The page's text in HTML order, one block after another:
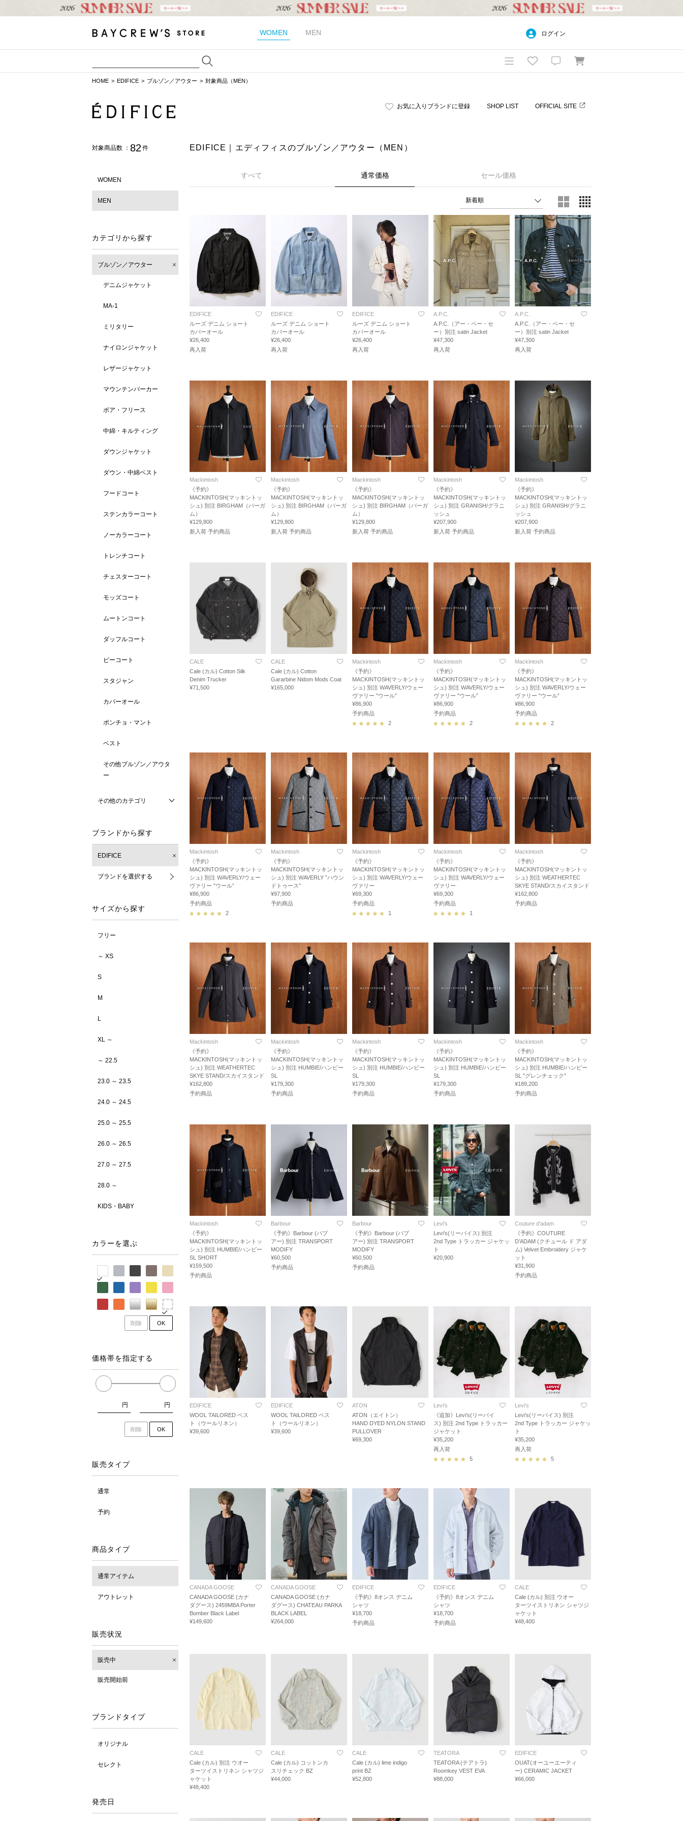
WOMEN MEN ログイン
HOME EDIFICE ブルゾン／アウター 対象商品（MEN）
お気に入りブランドに登録 SHOP LIST OFFICIAL SITE
対象商品数 ： 82 件
WOMEN
MEN
カテゴリから探す
ブルゾン／アウター
デニムジャケット
MA-1
ミリタリー
ナイロンジャケット
レザージャケット
マウンテンパーカー
ボア・フリース
中綿・キルティング
ダウンジャケット
ダウン・中綿ベスト
フードコート
ステンカラーコート
ノーカラーコート
トレンチコート
チェスターコート
モッズコート
ムートンコート
ダッフルコート
ピーコート
スタジャン
カバーオール
ポンチョ・マント
ベスト
その他ブルゾン／アウタ
ー
その他のカテゴリ
ブランドから探す
EDIFICE
ブランドを選択する
サイズから探す
フリー
～ XS
S
M
L
XL ～
～ 22.5
23.0 ～ 23.5
24.0 ～ 24.5
25.0 ～ 25.5
26.0 ～ 26.5
27.0 ～ 27.5
28.0 ～
KIDS・BABY
カラーを選ぶ
削除 OK
価格帯を指定する
円 円
削除 OK
販売タイプ
通常
予約
商品タイプ
通常アイテム
アウトレット
販売状況
販売中
販売開始前
ブランドタイプ
オリジナル
セレクト
発売日
EDIFICE｜エディフィスのブルゾン／アウター（MEN）
すべて 通常価格 セール価格
EDIFICE
ルーズ デニム ショート
カバーオール
¥26,400
再入荷
EDIFICE
ルーズ デニム ショート
カバーオール
¥26,400
再入荷
EDIFICE
ルーズ デニム ショート
カバーオール
¥26,400
再入荷
A.P.C.
A.P.C.（アー・ペー・セ
ー）別注 satin Jacket
¥47,300
再入荷
A.P.C.
A.P.C.（アー・ペー・セ
ー）別注 satin Jacket
¥47,300
再入荷
Mackintosh
《予約》
MACKINTOSH(マッキントッ
シュ) 別注 BIRGHAM（バーガ
ム）
¥129,800
新入荷 予約商品
Mackintosh
《予約》
MACKINTOSH(マッキントッ
シュ) 別注 BIRGHAM（バーガ
ム）
¥129,800
新入荷 予約商品
Mackintosh
《予約》
MACKINTOSH(マッキントッ
シュ) 別注 BIRGHAM（バーガ
ム）
¥129,800
新入荷 予約商品
Mackintosh
《予約》
MACKINTOSH(マッキントッ
シュ) 別注 GRANISH/グラニ
ッシュ
¥207,900
新入荷 予約商品
Mackintosh
《予約》
MACKINTOSH(マッキントッ
シュ) 別注 GRANISH/グラニ
ッシュ
¥207,900
新入荷 予約商品
CALE
Cale (カル) Cotton Silk
Denim Trucker
¥71,500
CALE
Cale (カル) Cotton
Gararbine Nidom Mods Coat
¥165,000
Mackintosh
《予約》
MACKINTOSH(マッキントッ
シュ) 別注 WAVERLY/ウェー
ヴァリー "ウール”
¥86,900
予約商品
2
Mackintosh
《予約》
MACKINTOSH(マッキントッ
シュ) 別注 WAVERLY/ウェー
ヴァリー "ウール”
¥86,900
予約商品
2
Mackintosh
《予約》
MACKINTOSH(マッキントッ
シュ) 別注 WAVERLY/ウェー
ヴァリー "ウール”
¥86,900
予約商品
2
Mackintosh
《予約》
MACKINTOSH(マッキントッ
シュ) 別注 WAVERLY/ウェー
ヴァリー "ウール”
¥86,900
予約商品
2
Mackintosh
《予約》
MACKINTOSH(マッキントッ
シュ) 別注 WAVERLY ”ハウン
ドトゥース”
¥97,900
予約商品
Mackintosh
《予約》
MACKINTOSH(マッキントッ
シュ) 別注 WAVERLY/ウェー
ヴァリー
¥69,300
予約商品
1
Mackintosh
《予約》
MACKINTOSH(マッキントッ
シュ) 別注 WAVERLY/ウェー
ヴァリー
¥69,300
予約商品
1
Mackintosh
《予約》
MACKINTOSH(マッキントッ
シュ) 別注 WEATHERTEC
SKYE STAND/スカイスタンド
¥162,800
予約商品
Mackintosh
《予約》
MACKINTOSH(マッキントッ
シュ) 別注 WEATHERTEC
SKYE STAND/スカイスタンド
¥162,800
予約商品
Mackintosh
《予約》
MACKINTOSH(マッキントッ
シュ) 別注 HUMBIE/ハンビー
SL
¥179,300
予約商品
Mackintosh
《予約》
MACKINTOSH(マッキントッ
シュ) 別注 HUMBIE/ハンビー
SL
¥179,300
予約商品
Mackintosh
《予約》
MACKINTOSH(マッキントッ
シュ) 別注 HUMBIE/ハンビー
SL
¥179,300
予約商品
Mackintosh
《予約》
MACKINTOSH(マッキントッ
シュ) 別注 HUMBIE/ハンビー
SL "グレンチェック"
¥189,200
予約商品
Mackintosh
《予約》
MACKINTOSH(マッキントッ
シュ) 別注 HUMBIE/ハンビー
SL SHORT
¥159,500
予約商品
Barbour
《予約》Barbour (バブ
アー) 別注 TRANSPORT
MODIFY
¥60,500
予約商品
Barbour
《予約》Barbour (バブ
アー) 別注 TRANSPORT
MODIFY
¥60,500
予約商品
Levi's
Levi’s(リーバイス) 別注
2nd Type トラッカー ジャケッ
ト
¥20,900
Couture d'adam
《予約》COUTURE
D’ADAM (クチュール ド アダ
ム) Velvet Embroidery ジャケ
ット
¥31,900
予約商品
EDIFICE
WOOL TAILORED ベス
ト（ウールリネン）
¥39,600
EDIFICE
WOOL TAILORED ベス
ト（ウールリネン）
¥39,600
ATON
ATON（エイトン）
HAND DYED NYLON STAND
PULLOVER
¥69,300
Levi's
《追加》Levi’s(リーバイ
ス) 別注 2nd Type トラッカー
ジャケット
¥35,200
再入荷
5
Levi's
Levi’s(リーバイス) 別注
2nd Type トラッカー ジャケッ
ト
¥35,200
再入荷
5
CANADA GOOSE
CANADA GOOSE (カナ
ダグース) 2459MBA Porter
Bomber Black Label
¥149,600
CANADA GOOSE
CANADA GOOSE (カナ
ダグース) CHATEAU PARKA
BLACK LABEL
¥264,000
EDIFICE
《予約》8オンス デニム
シャツ
¥18,700
予約商品
EDIFICE
《予約》8オンス デニム
シャツ
¥18,700
予約商品
CALE
Cale (カル) 別注 ウオー
ターツイストリネン シャツジ
ャケット
¥48,400
CALE
Cale (カル) 別注 ウオー
ターツイストリネン シャツジ
ャケット
¥48,400
CALE
Cale (カル) コットンカ
スリチェック BZ
¥44,000
CALE
Cale (カル) lime indigo
print BZ
¥52,800
TEATORA
TEATORA (テアトラ)
Roomkey VEST EVA
¥88,000
EDIFICE
OUAT(オーユーエーティ
ー) CERAMIC JACKET
¥66,000